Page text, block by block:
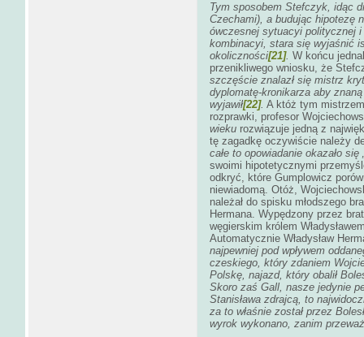
Tym sposobem Stefczyk, idąc
Czechami), a budując hipotezę
ówczesnej sytuacyi politycznej
kombinacyi, stara się wyjaśnić
okoliczności[21]. W końcu
przenikliwego wniosku, że
szczęście znalazł się mistrz
dyplomatę-kronikarza aby
wyjawił[22]. A któż tym
rozprawki, profesor
wieku rozwiązuje jedną z
tę zagadkę oczywiście należy
całe to opowiadanie okazało
swoimi hipotetycznymi
odkryć, które Gumplowicz
niewiadomą. Otóż,
należał do spisku młodszego
Hermana. Wypędzony przez
węgierskim królem
Automatycznie Władysław
najpewniej pod wpływem
czeskiego, który zdaniem
Polskę, najazd, który obalił
Skoro zaś Gall, nasze jedynie
Stanisława zdrajcą, to
za to właśnie został przez
wyrok wykonano, zanim